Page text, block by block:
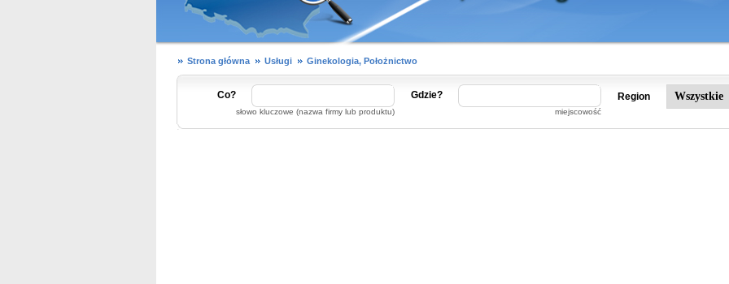
Strona główna Usługi Ginekologia, Położnictwo
Co?
słowo kluczowe (nazwa firmy lub produktu)
Gdzie?
miejscowość
Region